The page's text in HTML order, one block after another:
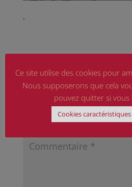
.
Poster le
Votre adresse e-mail ne sera
champs obligatoires sont
Ce site utilise des cookies pour
Nous supposerons que cela
pouvez quitter si vous
Cookies caractéristiques